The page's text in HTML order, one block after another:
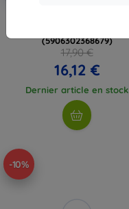
(5906302368679)
17,90 €
16,12 €
Dernier article en stock
-10%